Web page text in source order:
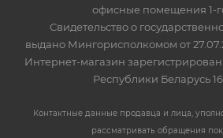
офисные помещения 1-
Свидетельство о
выдано Мингорисполкомом от
Интернет-магазин
Республики Беларусь
Контактные данные продавца и лица,
рассматривать обращения